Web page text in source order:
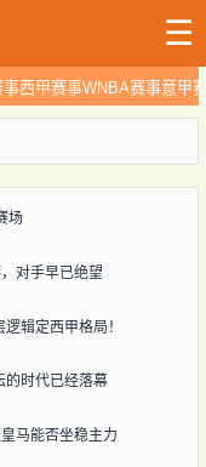
☰
事西甲赛事WNBA赛事意甲
场
对手早已绝望
辑定西甲格局！
的时代已经落幕
马能否坐稳主力